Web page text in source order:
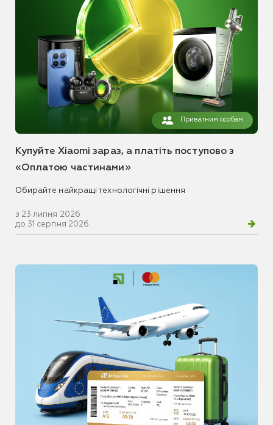
Приватним особам
Купуйте Xiaomi зараз, а платіть поступово з
«Оплатою частинами»
Обирайте найкращі технологічні рішення
з 23 липня 2026
до 31 серпня 2026